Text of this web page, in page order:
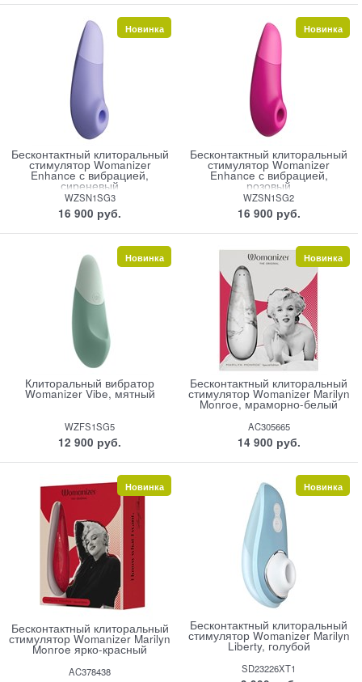
Бесконтактный клиторальный
стимулятор Womanizer
Enhance с вибрацией,
сиреневый
WZSN1SG3
16 900 руб.
Новинка
Бесконтактный клиторальный
стимулятор Womanizer
Enhance с вибрацией,
розовый
WZSN1SG2
16 900 руб.
Новинка
Клиторальный вибратор
Womanizer Vibe, мятный
WZFS1SG5
12 900 руб.
Новинка
Бесконтактный клиторальный
стимулятор Womanizer Marilyn
Monroe, мраморно-белый
AC305665
14 900 руб.
Новинка
Бесконтактный клиторальный
стимулятор Womanizer Marilyn
Monroe ярко-красный
AC378438
Новинка
Бесконтактный клиторальный
стимулятор Womanizer Marilyn
Liberty, голубой
SD23226XT1
Новинка